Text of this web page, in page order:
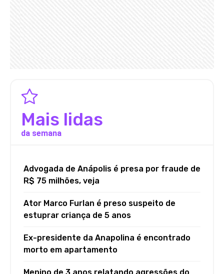
Mais lidas
da semana
Advogada de Anápolis é presa por fraude de
R$ 75 milhões, veja
Ator Marco Furlan é preso suspeito de
estuprar criança de 5 anos
Ex-presidente da Anapolina é encontrado
morto em apartamento